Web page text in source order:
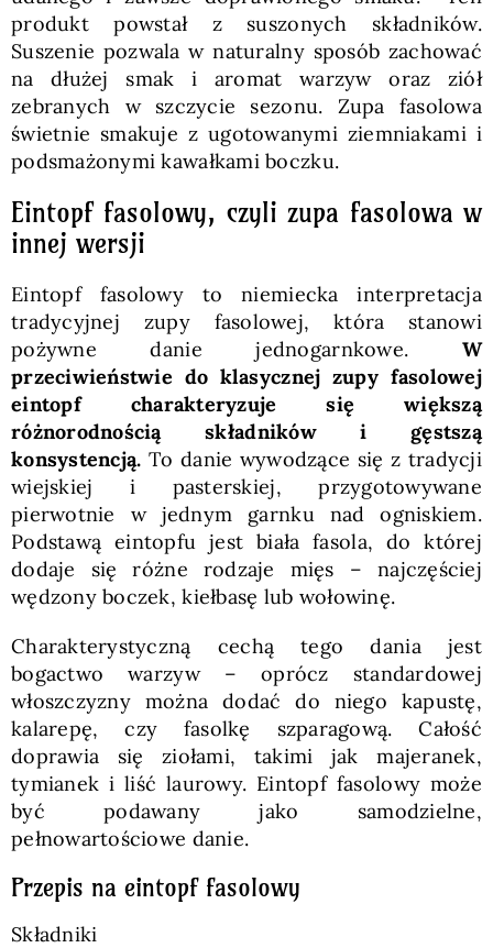
produkt powstał z suszonych składników.
Suszenie pozwala w naturalny sposób zachować
na dłużej smak i aromat warzyw oraz ziół
zebranych w szczycie sezonu. Zupa fasolowa
świetnie smakuje z ugotowanymi ziemniakami i
podsmażonymi kawałkami boczku.
Eintopf fasolowy, czyli zupa fasolowa w
innej wersji
Eintopf fasolowy to niemiecka interpretacja
tradycyjnej zupy fasolowej, która stanowi
pożywne danie jednogarnkowe. W
przeciwieństwie do klasycznej zupy fasolowej
eintopf charakteryzuje się większą
różnorodnością składników i gęstszą
konsystencją. To danie wywodzące się z tradycji
wiejskiej i pasterskiej, przygotowywane
pierwotnie w jednym garnku nad ogniskiem.
Podstawą eintopfu jest biała fasola, do której
dodaje się różne rodzaje mięs – najczęściej
wędzony boczek, kiełbasę lub wołowinę.
Charakterystyczną cechą tego dania jest
bogactwo warzyw – oprócz standardowej
włoszczyzny można dodać do niego kapustę,
kalarepę, czy fasolkę szparagową. Całość
doprawia się ziołami, takimi jak majeranek,
tymianek i liść laurowy. Eintopf fasolowy może
być podawany jako samodzielne,
pełnowartościowe danie.
Przepis na eintopf fasolowy
Składniki